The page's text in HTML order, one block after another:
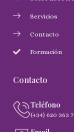
Servicios
Contacto
Formación
Contacto
Teléfono
(+34) 620 363